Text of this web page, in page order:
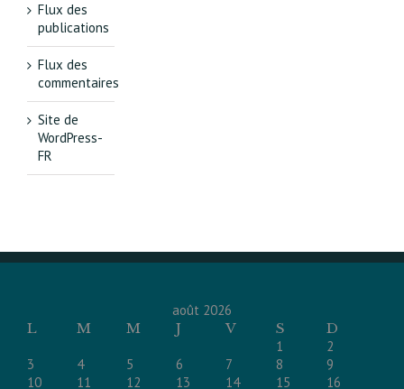
Flux des
publications
Flux des
commentaires
Site de
WordPress-
FR
août 2026
L
M M J V S
D
1
2
3
4 5 6 7 8
9
10
11 12 13 14 15 16